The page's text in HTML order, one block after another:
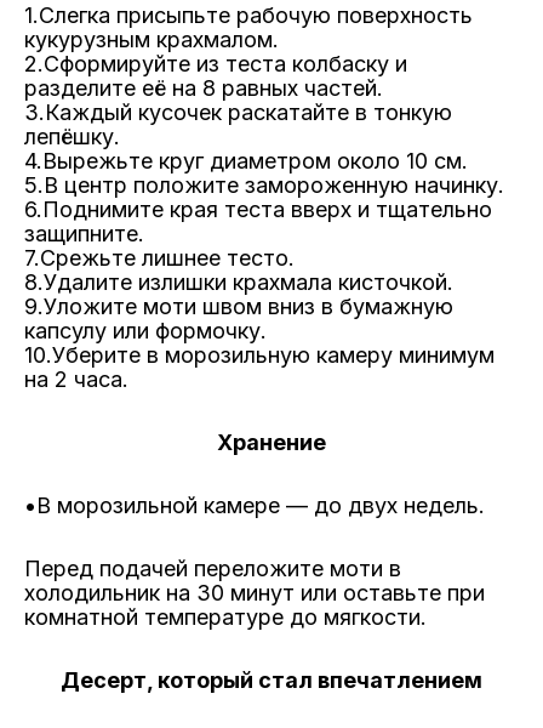
1.Слегка присыпьте рабочую поверхность
кукурузным крахмалом.
2.Сформируйте из теста колбаску и
разделите её на 8 равных частей.
3.Каждый кусочек раскатайте в тонкую
лепёшку.
4.Вырежьте круг диаметром около 10 см.
5.В центр положите замороженную начинку.
6.Поднимите края теста вверх и тщательно
защипните.
7.Срежьте лишнее тесто.
8.Удалите излишки крахмала кисточкой.
9.Уложите моти швом вниз в бумажную
капсулу или формочку.
10.Уберите в морозильную камеру минимум
на 2 часа.
Хранение
•В морозильной камере — до двух недель.
Перед подачей переложите моти в
холодильник на 30 минут или оставьте при
комнатной температуре до мягкости.
Десерт, который стал впечатлением